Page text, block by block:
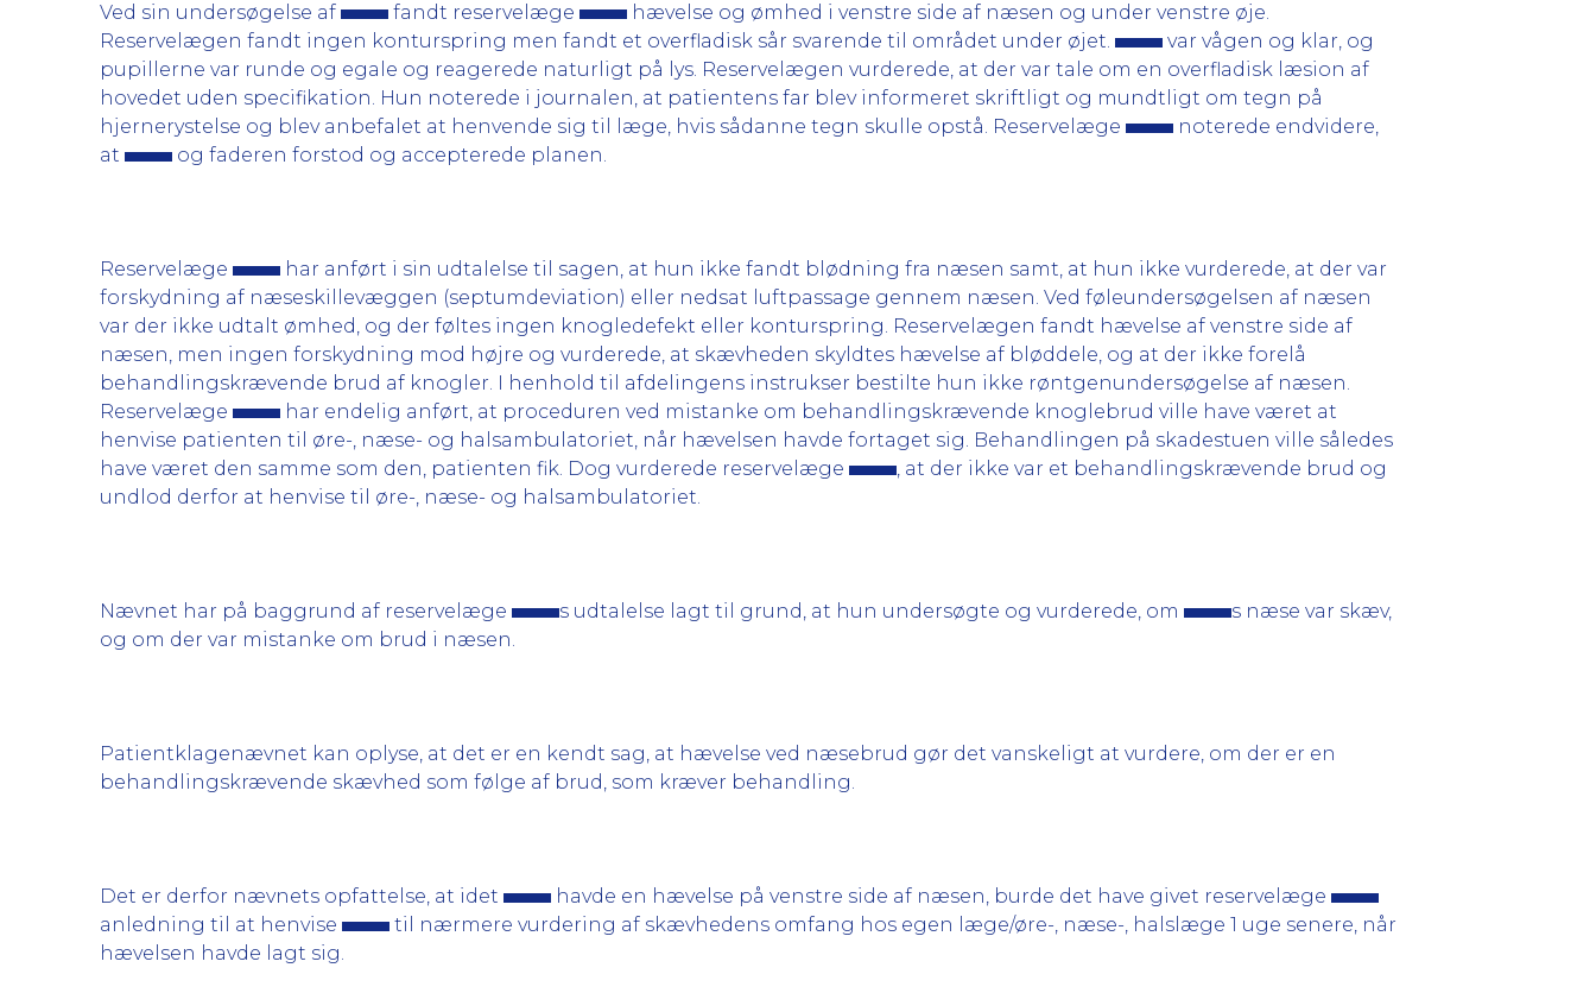
Ved sin undersøgelse af fandt reservelæge
hævelse og ømhed i venstre side af næsen og under venstre øje.
Reservelægen fandt ingen konturspring men fandt et overfladisk sår svarende til området under øjet.
var vågen og klar, og
pupillerne var runde og egale og reagerede naturligt på lys. Reservelægen vurderede, at der var tale om en overfladisk læsion af
hovedet uden specifikation. Hun noterede i journalen, at patientens far blev informeret skriftligt og mundtligt om tegn på
hjernerystelse og blev anbefalet at henvende sig til læge, hvis sådanne tegn skulle opstå. Reservelæge
noterede endvidere,
at
og faderen forstod og accepterede planen.
Reservelæge
har anført i sin udtalelse til sagen, at hun ikke fandt blødning fra næsen samt, at hun ikke vurderede, at der var
forskydning af næseskillevæggen (septumdeviation) eller nedsat luftpassage gennem næsen. Ved føleundersøgelsen af næsen
var der ikke udtalt ømhed, og der føltes ingen knogledefekt eller konturspring. Reservelægen fandt hævelse af venstre side af
næsen, men ingen forskydning mod højre og vurderede, at skævheden skyldtes hævelse af bløddele, og at der ikke forelå
behandlingskrævende brud af knogler. I henhold til afdelingens instrukser bestilte hun ikke røntgenundersøgelse af næsen.
Reservelæge
har endelig anført, at proceduren ved mistanke om behandlingskrævende knoglebrud ville have været at
henvise patienten til øre-, næse- og halsambulatoriet, når hævelsen havde fortaget sig. Behandlingen på skadestuen ville således
have været den samme som den, patienten fik. Dog vurderede reservelæge
, at der ikke var et behandlingskrævende brud og
undlod derfor at henvise til øre-, næse- og halsambulatoriet.
Nævnet har på baggrund af reservelæge s udtalelse lagt til grund, at hun undersøgte og vurderede, om
s næse var skæv,
og om der var mistanke om brud i næsen.
Patientklagenævnet kan oplyse, at det er en kendt sag, at hævelse ved næsebrud gør det vanskeligt at vurdere, om der er en
behandlingskrævende skævhed som følge af brud, som kræver behandling.
Det er derfor nævnets opfattelse, at idet
havde en hævelse på venstre side af næsen, burde det have givet reservelæge
anledning til at henvise
til nærmere vurdering af skævhedens omfang hos egen læge/øre-, næse-, halslæge 1 uge senere, når
hævelsen havde lagt sig.